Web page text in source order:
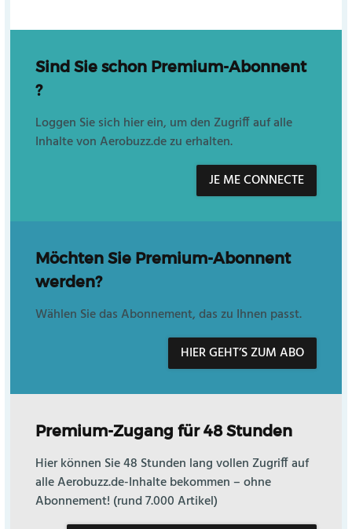
Sind Sie schon Premium-Abonnent
?
Loggen Sie sich hier ein, um den Zugriff auf alle
Inhalte von Aerobuzz.de zu erhalten.
JE ME CONNECTE
Möchten Sie Premium-Abonnent
werden?
Wählen Sie das Abonnement, das zu Ihnen passt.
HIER GEHT’S ZUM ABO
Premium-Zugang für 48 Stunden
Hier können Sie 48 Stunden lang vollen Zugriff auf
alle Aerobuzz.de-Inhalte bekommen – ohne
Abonnement! (rund 7.000 Artikel)